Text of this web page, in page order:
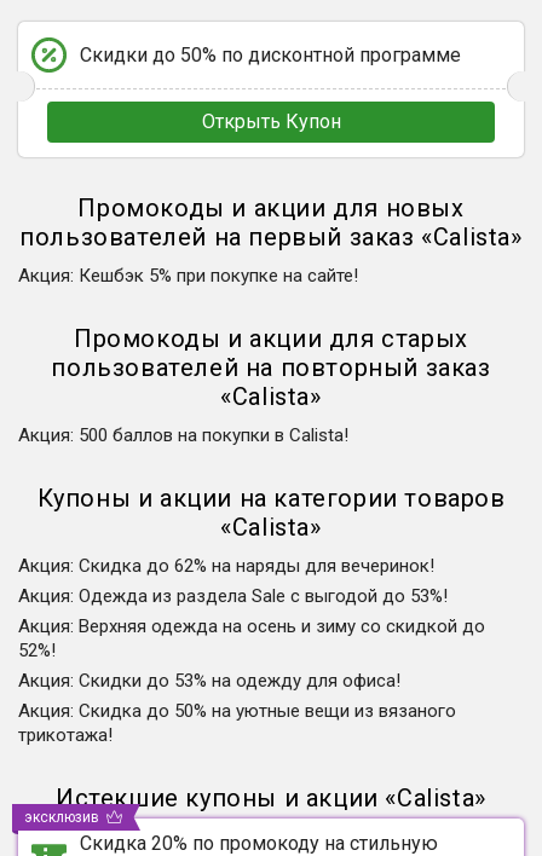
Скидки до 50% по дисконтной программе
Открыть Купон
Промокоды и акции для новых
пользователей на первый заказ «Calista»
Акция: Кешбэк 5% при покупке на сайте!
Промокоды и акции для старых
пользователей на повторный заказ
«Calista»
Акция: 500 баллов на покупки в Calista!
Купоны и акции на категории товаров
«Calista»
Акция: Скидка до 62% на наряды для вечеринок!
Акция: Одежда из раздела Sale с выгодой до 53%!
Акция: Верхняя одежда на осень и зиму со скидкой до
52%!
Акция: Скидки до 53% на одежду для офиса!
Акция: Скидка до 50% на уютные вещи из вязаного
трикотажа!
Истекшие купоны и акции «Calista»
Скидка 20% по промокоду на стильную
эксклюзив